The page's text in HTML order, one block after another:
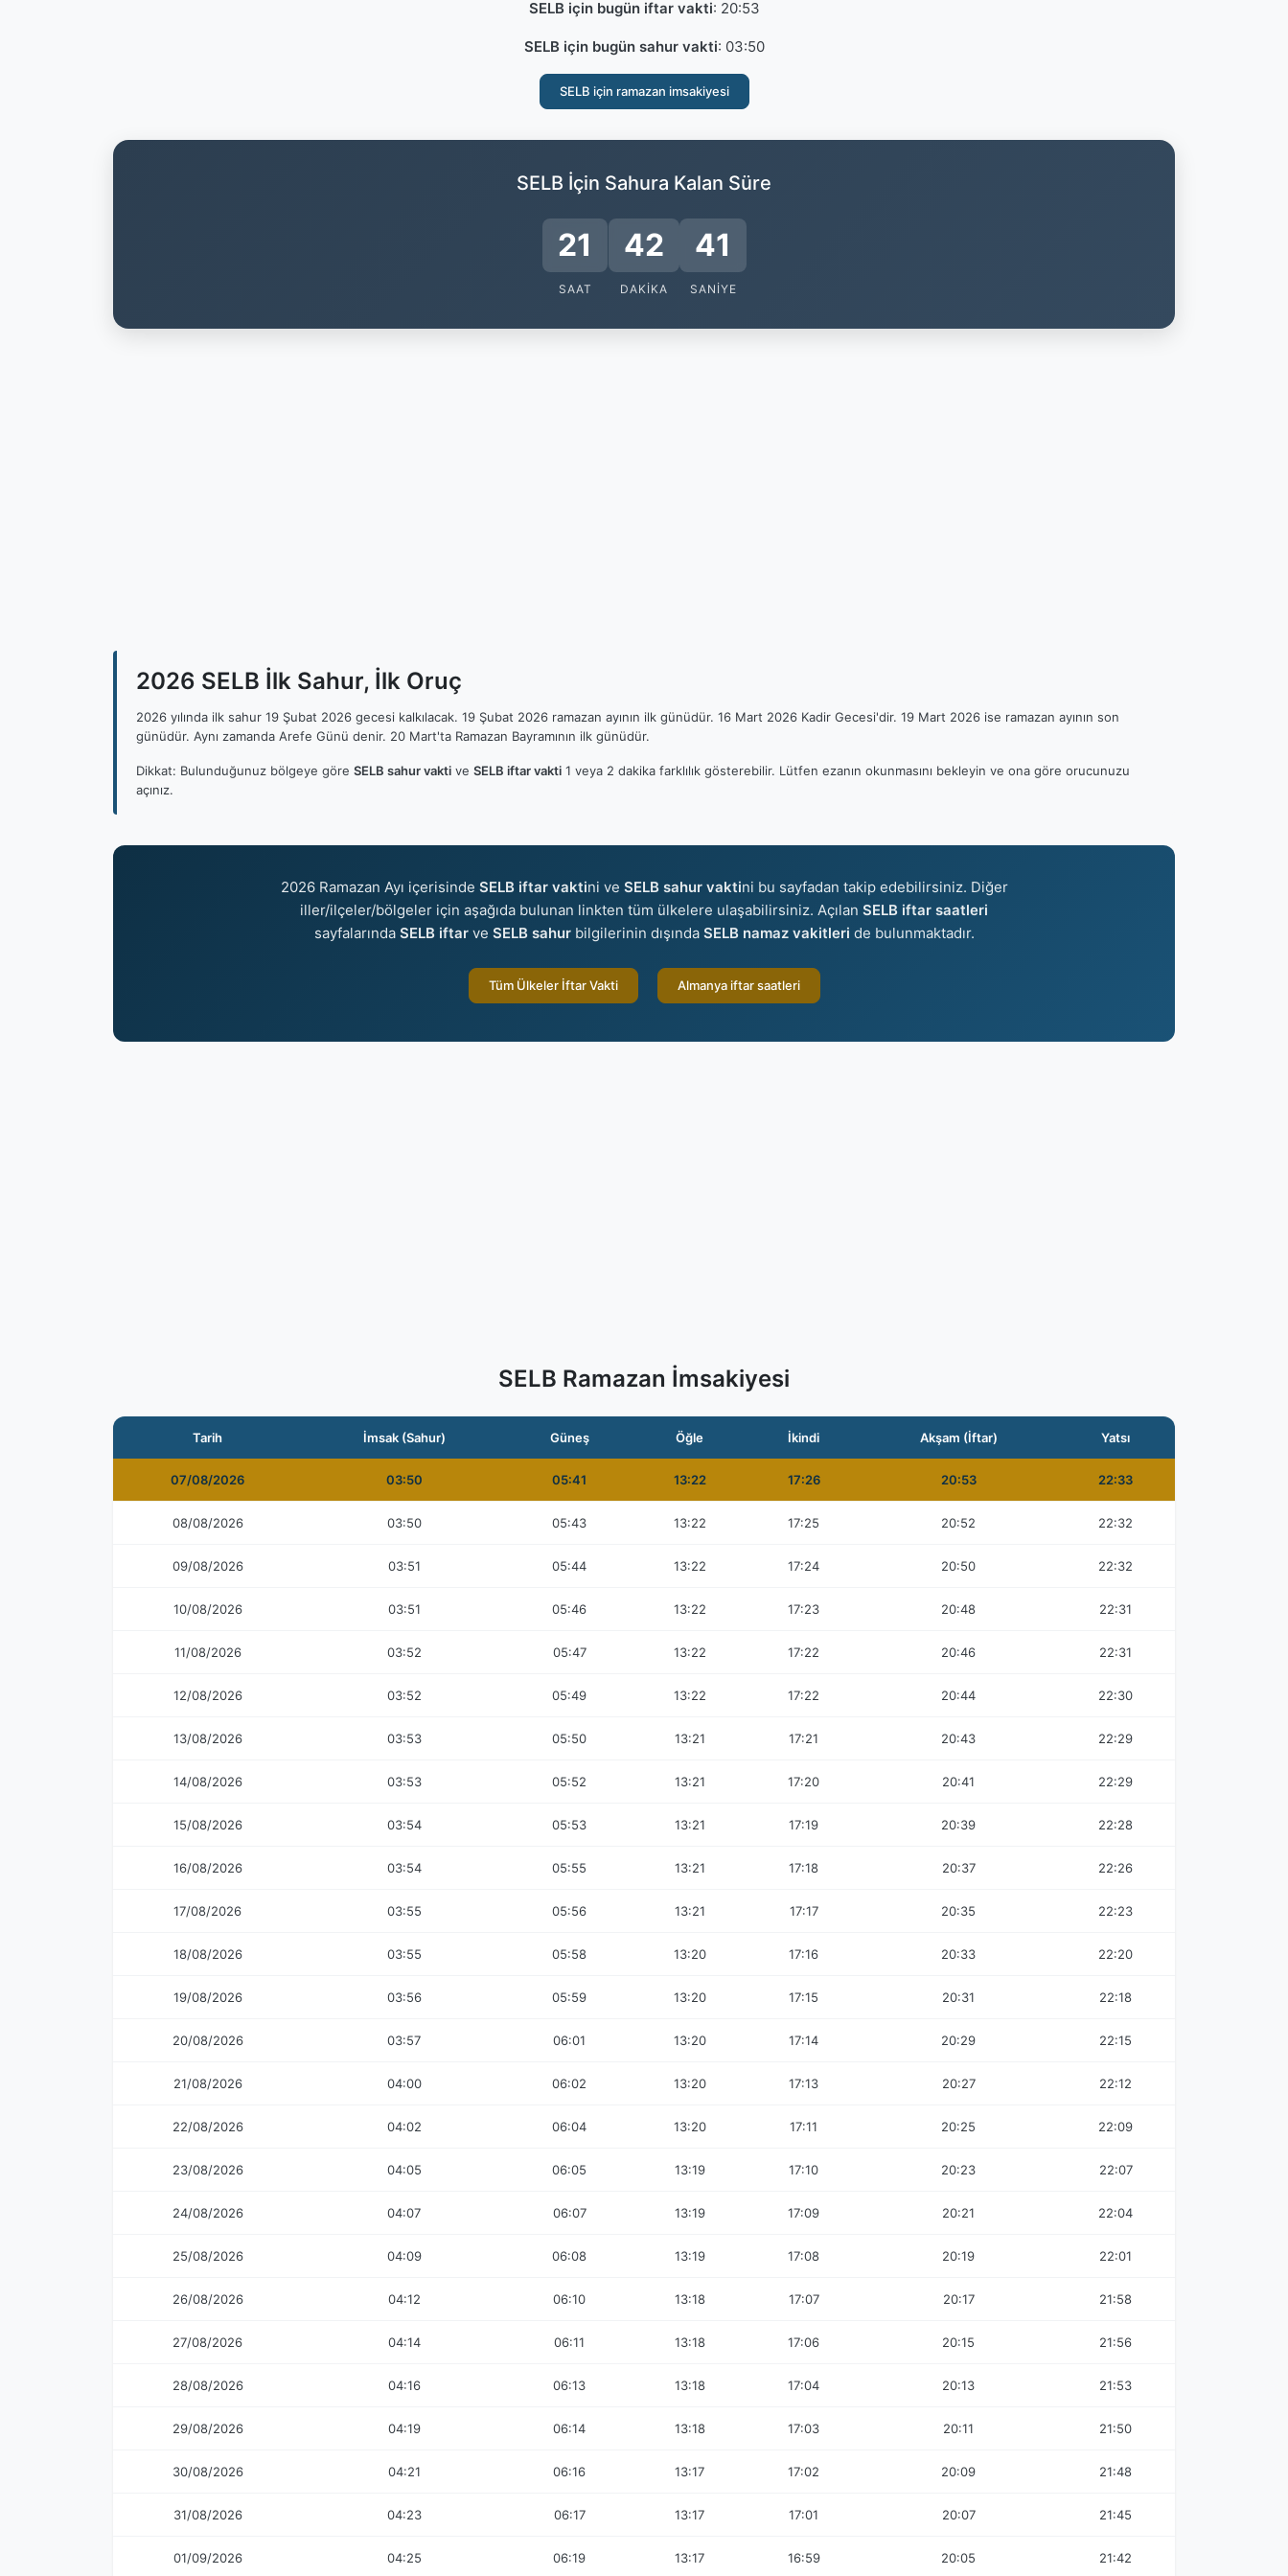
SELB için bugün iftar vakti: 20:53
SELB için bugün sahur vakti: 03:50
SELB için ramazan imsakiyesi
SELB İçin Sahura Kalan Süre
21
SAAT
42
DAKIKA
40
SANIYE
2026 SELB İlk Sahur, İlk Oruç
2026 yılında ilk sahur 19 Şubat 2026 gecesi kalkılacak. 19 Şubat 2026 ramazan ayının ilk günüdür. 16 Mart 2026 Kadir Gecesi'dir. 19 Mart 2026 ise ramazan ayının son
günüdür. Aynı zamanda Arefe Günü denir. 20 Mart'ta Ramazan Bayramının ilk günüdür.
Dikkat: Bulunduğunuz bölgeye göre SELB sahur vakti ve SELB iftar vakti 1 veya 2 dakika farklılık gösterebilir. Lütfen ezanın okunmasını bekleyin ve ona göre orucunuzu
açınız.
2026 Ramazan Ayı içerisinde SELB iftar vaktini ve SELB sahur vaktini bu sayfadan takip edebilirsiniz. Diğer
iller/ilçeler/bölgeler için aşağıda bulunan linkten tüm ülkelere ulaşabilirsiniz. Açılan SELB iftar saatleri
sayfalarında SELB iftarve SELB sahurbilgilerinin dışında SELB namaz vakitleri de bulunmaktadır.
Tüm Ülkeler İftar Vakti Almanya iftar saatleri
SELB Ramazan İmsakiyesi
Tarih İmsak (Sahur) Güneş Öğle İkindi Akşam (İftar) Yatsı
07/08/2026 03:50 05:41 13:22 17:26 20:53 22:33
08/08/2026 03:50 05:43 13:22 17:25 20:52 22:32
09/08/2026 03:51 05:44 13:22 17:24 20:50 22:32
10/08/2026 03:51 05:46 13:22 17:23 20:48 22:31
11/08/2026 03:52 05:47 13:22 17:22 20:46 22:31
12/08/2026 03:52 05:49 13:22 17:22 20:44 22:30
13/08/2026 03:53 05:50 13:21 17:21 20:43 22:29
14/08/2026 03:53 05:52 13:21 17:20 20:41 22:29
15/08/2026 03:54 05:53 13:21 17:19 20:39 22:28
16/08/2026 03:54 05:55 13:21 17:18 20:37 22:26
17/08/2026 03:55 05:56 13:21 17:17 20:35 22:23
18/08/2026 03:55 05:58 13:20 17:16 20:33 22:20
19/08/2026 03:56 05:59 13:20 17:15 20:31 22:18
20/08/2026 03:57 06:01 13:20 17:14 20:29 22:15
21/08/2026 04:00 06:02 13:20 17:13 20:27 22:12
22/08/2026 04:02 06:04 13:20 17:11 20:25 22:09
23/08/2026 04:05 06:05 13:19 17:10 20:23 22:07
24/08/2026 04:07 06:07 13:19 17:09 20:21 22:04
25/08/2026 04:09 06:08 13:19 17:08 20:19 22:01
26/08/2026 04:12 06:10 13:18 17:07 20:17 21:58
27/08/2026 04:14 06:11 13:18 17:06 20:15 21:56
28/08/2026 04:16 06:13 13:18 17:04 20:13 21:53
29/08/2026 04:19 06:14 13:18 17:03 20:11 21:50
30/08/2026 04:21 06:16 13:17 17:02 20:09 21:48
31/08/2026 04:23 06:17 13:17 17:01 20:07 21:45
01/09/2026 04:25 06:19 13:17 16:59 20:05 21:42